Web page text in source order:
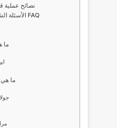
نصائح عملية
الأسئلة الشائعة حول المركز الاسلامي في ميونخ FAQ
ما
ما هي